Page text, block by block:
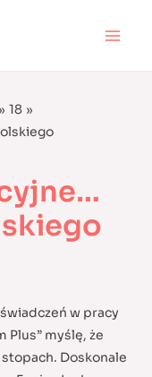
18
w pracy
Plus” myślę, że
Doskonale